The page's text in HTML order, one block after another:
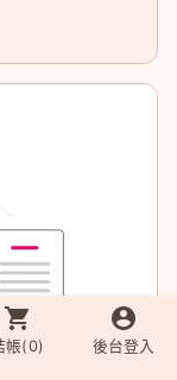
帳(0) 後台登入